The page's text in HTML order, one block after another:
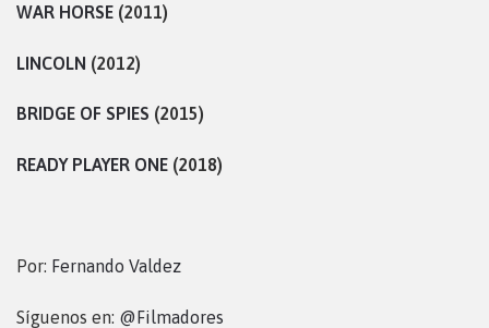
WAR HORSE (2011)
LINCOLN (2012)
BRIDGE OF SPIES (2015)
READY PLAYER ONE (2018)
Por: Fernando Valdez
Síguenos en: @Filmadores